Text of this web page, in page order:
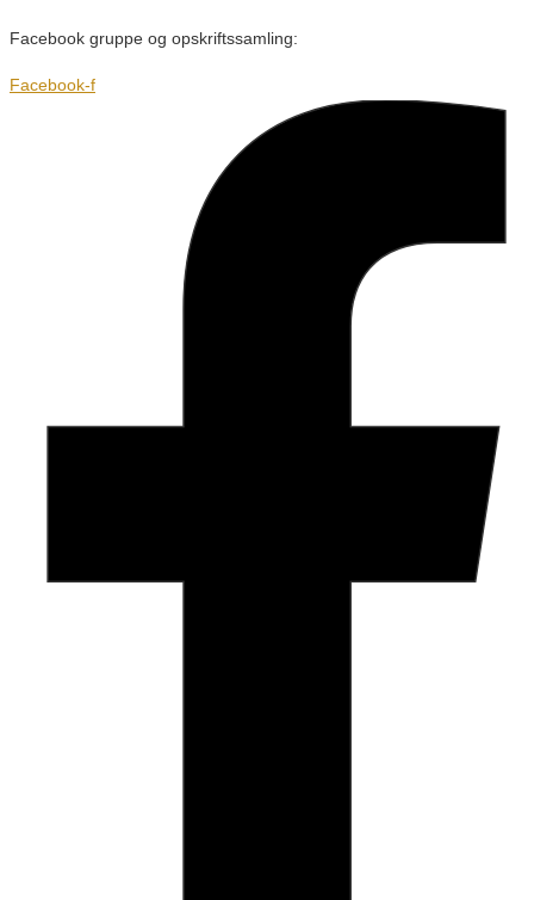
Facebook gruppe og opskriftssamling:
Facebook-f